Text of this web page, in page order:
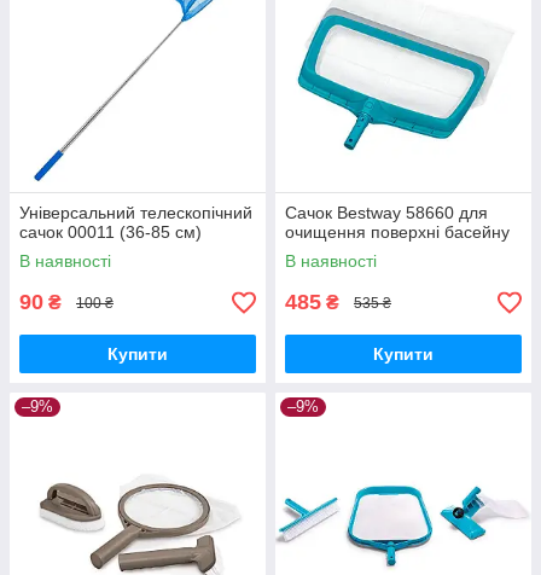
Універсальний телескопічний
сачок 00011 (36-85 см)
В наявності
90 ₴ 100 ₴
Купити
Сачок Bestway 58660 для
очищення поверхні басейну
В наявності
485 ₴ 535 ₴
Купити
–9% –9%